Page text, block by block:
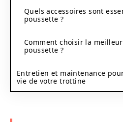
Quels accessoires sont
poussette ?
Comment choisir la
poussette ?
Entretien et maintenance
vie de votre trottine